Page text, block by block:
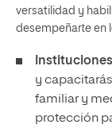
versatilidad y
desempeñarte en
y
familiar y
protección